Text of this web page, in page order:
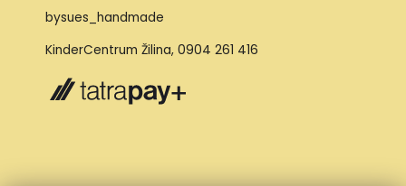
bysues_handmade
KinderCentrum Žilina, 0904 261 416